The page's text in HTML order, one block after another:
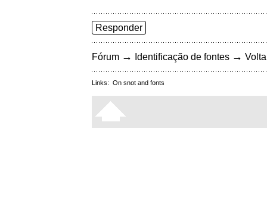
Responder
Fórum → Identificação de fontes →
Links: On snot and fonts